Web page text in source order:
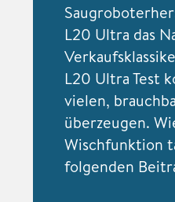
L20 Ultra das
L20 Ultra Test
vielen,
überzeugen.
Wischfunktion
folgenden